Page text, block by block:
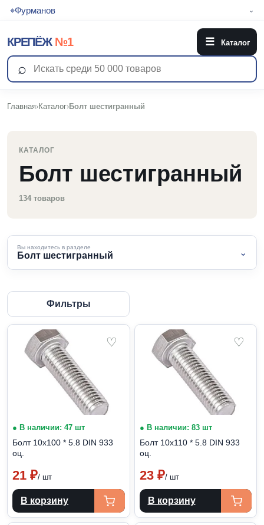
⌖Фурманов ⌄
КРЕПЁЖ №1 ☰ Каталог
⌕
Главная›Каталог›Болт шестигранный
КАТАЛОГ
Болт шестигранный
134 товаров
Вы находитесь в разделе
Болт шестигранный ⌄
Фильтры
♡
● В наличии: 47 шт
Болт 10х100 * 5.8 DIN 933
оц.
21 ₽/ шт
В корзину
♡
● В наличии: 83 шт
Болт 10х110 * 5.8 DIN 933
оц.
23 ₽/ шт
В корзину